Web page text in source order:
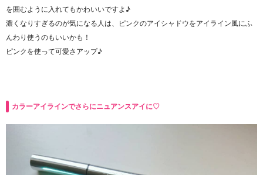
を囲むように入れてもかわいいですよ♪
濃くなりすぎるのが気になる人は、ピンクのアイシャドウをアイライン風にふ
んわり使うのもいいかも！
ピンクを使って可愛さアップ♪
カラーアイラインでさらにニュアンスアイに♡